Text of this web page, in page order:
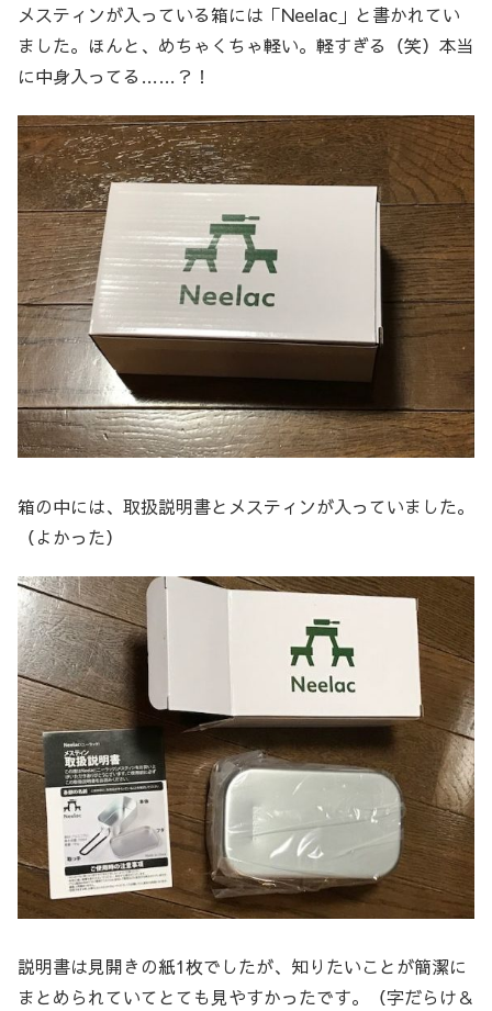
メスティンが入っている箱には「Neelac」と書かれてい
ました。ほんと、めちゃくちゃ軽い。軽すぎる（笑）本当
に中身入ってる……？！
箱の中には、取扱説明書とメスティンが入っていました。
（よかった）
説明書は見開きの紙1枚でしたが、知りたいことが簡潔に
まとめられていてとても見やすかったです。（字だらけ＆